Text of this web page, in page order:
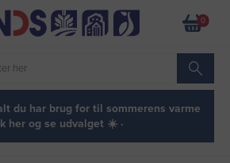
0
du har brug for til sommerens varme
her og se udvalget ☀️ ·